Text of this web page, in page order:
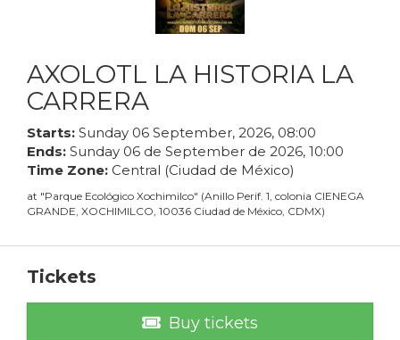
AXOLOTL LA HISTORIA LA
CARRERA
Starts: Sunday 06 September, 2026, 08:00
Ends: Sunday 06 de September de 2026, 10:00
Time Zone: Central (Ciudad de México)
at "Parque Ecológico Xochimilco" (Anillo Perif. 1, colonia CIENEGA
GRANDE, XOCHIMILCO, 10036 Ciudad de México, CDMX)
Tickets
Buy tickets